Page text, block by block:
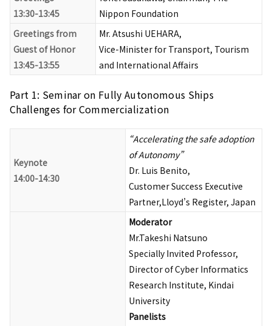
13:30-13:45
Nippon Foundation
Greetings from
Guest of Honor
13:45-13:55
Mr. Atsushi UEHARA,
Vice-Minister for Transport, Tourism
and International Affairs
Part 1: Seminar on Fully Autonomous Ships
Challenges for Commercialization
Keynote
14:00-14:30
“Accelerating the safe adoption
of Autonomy”
Dr. Luis Benito,
Customer Success Executive
Partner,Lloyd’s Register, Japan
Moderator
Mr.Takeshi Natsuno
Specially Invited Professor,
Director of Cyber Informatics
Research Institute, Kindai
University
Panelists